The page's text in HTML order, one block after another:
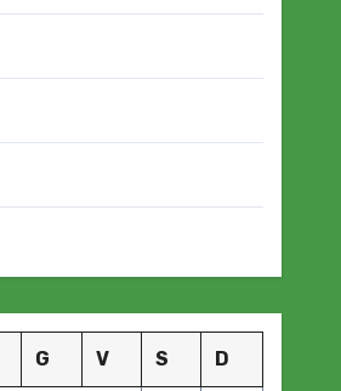
G V S D